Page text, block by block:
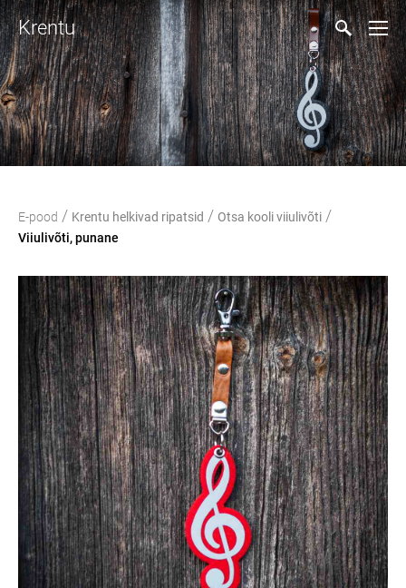
Krentu
E-pood / Krentu helkivad ripatsid / Otsa kooli viiulivõti /
Viiulivõti, punane